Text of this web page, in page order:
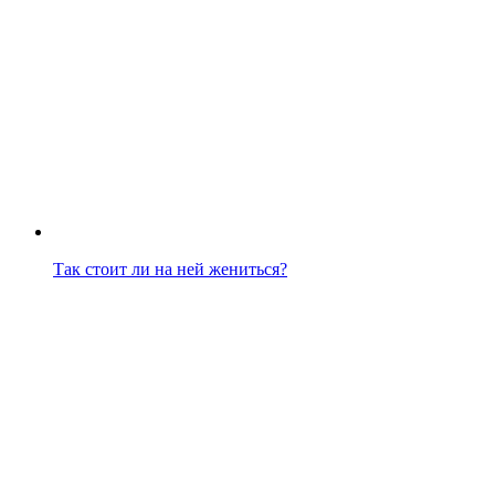
Так стоит ли на ней жениться?